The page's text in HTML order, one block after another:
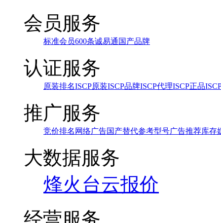
会员服务
标准会员600条诚易通 国产品牌
认证服务
原装排名ISCP原装ISCP品牌ISCP代理ISCP正品
推广服务
竞价排名 网络广告国产替代参考型号广告推荐库存
大数据服务
烽火台云报价